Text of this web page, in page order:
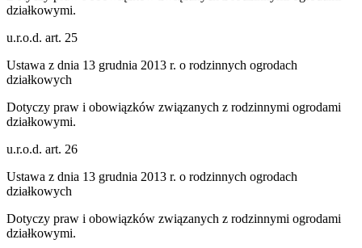
działkowymi.
u.r.o.d. art. 25
Ustawa z dnia 13 grudnia 2013 r. o rodzinnych ogrodach
działkowych
Dotyczy praw i obowiązków związanych z rodzinnymi ogrodami
działkowymi.
u.r.o.d. art. 26
Ustawa z dnia 13 grudnia 2013 r. o rodzinnych ogrodach
działkowych
Dotyczy praw i obowiązków związanych z rodzinnymi ogrodami
działkowymi.